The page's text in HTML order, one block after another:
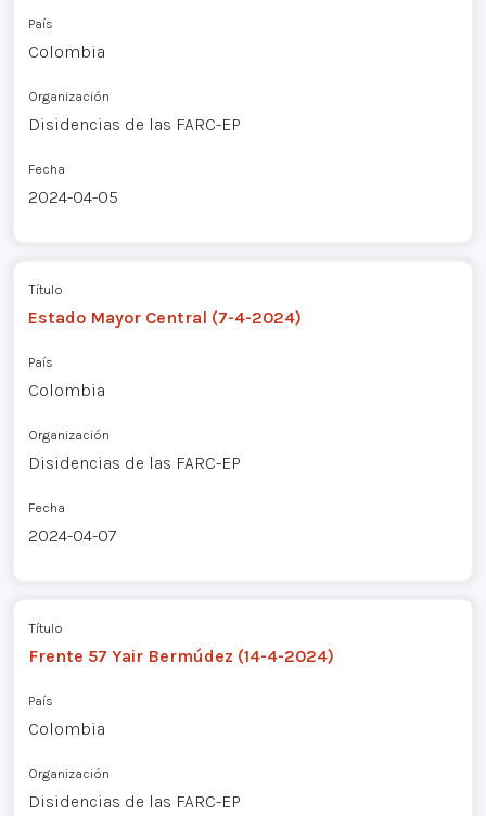
País
Colombia
Organización
Disidencias de las FARC-EP
Fecha
2024-04-05
Título
Estado Mayor Central (7-4-2024)
País
Colombia
Organización
Disidencias de las FARC-EP
Fecha
2024-04-07
Título
Frente 57 Yair Bermúdez (14-4-2024)
País
Colombia
Organización
Disidencias de las FARC-EP